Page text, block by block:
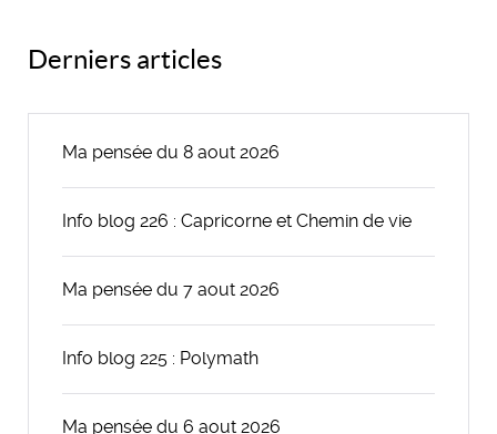
Derniers articles
Ma pensée du 8 aout 2026
Info blog 226 : Capricorne et Chemin de vie
Ma pensée du 7 aout 2026
Info blog 225 : Polymath
Ma pensée du 6 aout 2026